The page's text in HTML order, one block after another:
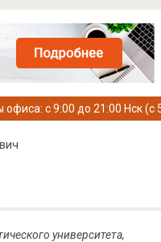
офиса: с 9:00 до 21:00 Нск (с
университета,